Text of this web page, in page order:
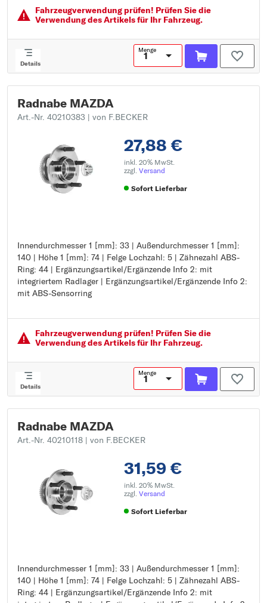
Lochkreis-Ø [mm]: 100
Fahrzeugver­wendung prüfen! Prüfen Sie die
Verwendung des Artikels für Ihr Fahrzeug.
Details
Menge
Radnabe MAZDA
Art.-Nr. 40210383 | von F.BECKER
27,88 €
inkl. 20% MwSt.
zzgl. Versand
Sofort Lieferbar
Innendurchmesser 1 [mm]: 33 | Außendurchmesser 1 [mm]:
140 | Höhe 1 [mm]: 74 | Felge Lochzahl: 5 | Zähnezahl ABS-
Ring: 44 | Ergänzungsartikel/Ergänzende Info 2: mit
integriertem Radlager | Ergänzungsartikel/Ergänzende Info 2:
mit ABS-Sensorring
Innendurchmesser 1 [mm]: 33
Außendurchmesser 1 [mm]: 140
Höhe 1 [mm]: 74
Felge Lochzahl: 5
Zähnezahl ABS-Ring: 44
Radlager
Ergänzungsartikel/Ergänzende Info 2: mit ABS-Sensorring
Fahrzeugver­wendung prüfen! Prüfen Sie die
Verwendung des Artikels für Ihr Fahrzeug.
Details
Menge
Radnabe MAZDA
Art.-Nr. 40210118 | von F.BECKER
31,59 €
inkl. 20% MwSt.
zzgl. Versand
Sofort Lieferbar
Innendurchmesser 1 [mm]: 33 | Außendurchmesser 1 [mm]:
140 | Höhe 1 [mm]: 74 | Felge Lochzahl: 5 | Zähnezahl ABS-
Ring: 44 | Ergänzungsartikel/Ergänzende Info 2: mit
Innendurchmesser 1 [mm]: 33
Außendurchmesser 1 [mm]: 140
Höhe 1 [mm]: 74